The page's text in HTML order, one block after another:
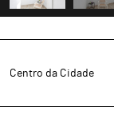
Centro da Cidade